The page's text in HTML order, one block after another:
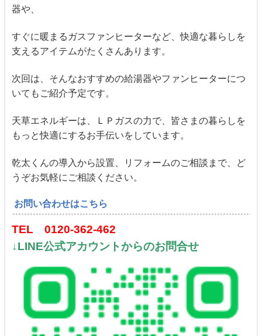
器や、
すぐに暖まるガスファンヒーターなど、快適な暮らしを
支えるアイテムがたくさんあります。
次回は、そんなおすすめの給湯器やファンヒーターにつ
いてもご紹介予定です。
天草エネルギーは、ＬＰガスの力で、皆さまの暮らしを
もっと快適にするお手伝いをしています。
乾太くんの導入から設置、リフォームのご相談まで、ど
うぞお気軽にご相談ください。
お問い合わせはこちら
TEL 0120-362-462
↓LINE公式アカウントからのお問合せ